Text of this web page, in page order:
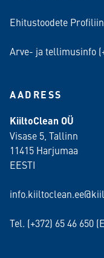
Ehitustoodete Profiliin
Arve- ja tellimusinfo
AADRESS
KiiltoClean OÜ
Visase 5, Tallinn
11415 Harjumaa
EESTI
Tel. (+372) 65 46 650